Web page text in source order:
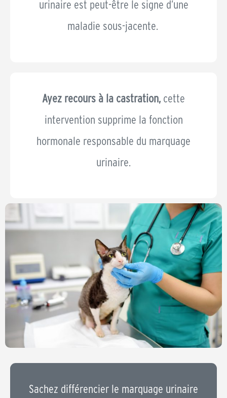
urinaire est peut-être le signe d’une
maladie sous-jacente.
Ayez recours à la castration, cette
intervention supprime la fonction
hormonale responsable du marquage
urinaire.
Sachez différencier le marquage urinaire